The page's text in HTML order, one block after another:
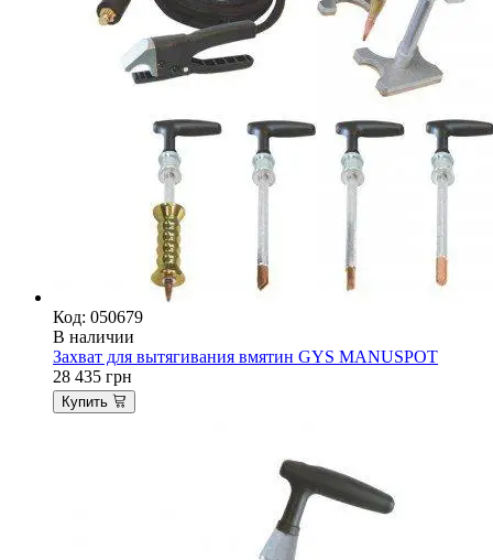
Код: 050679
В наличии
Захват для вытягивания вмятин GYS MANUSPOT
28 435 грн
Купить